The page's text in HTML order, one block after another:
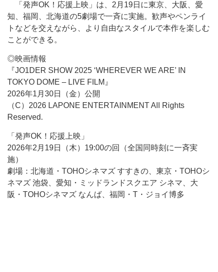
「発声OK！応援上映」は、2月19日に東京、大阪、愛
知、福岡、北海道の5劇場で一斉に実施。歓声やペンライ
トなどを交えながら、より自由なスタイルで本作を楽しむ
ことができる。
◎映画情報
『JO1DER SHOW 2025 ‘WHEREVER WE ARE’ IN
TOKYO DOME – LIVE FILM』
2026年1月30日（金）公開
（C）2026 LAPONE ENTERTAINMENT All Rights
Reserved.
「発声OK！応援上映」
2026年2月19日（木）19:00の回（全国同時刻に一斉実
施）
劇場：北海道・TOHOシネマズ すすきの、東京・TOHOシ
ネマズ 池袋、愛知・ミッドランドスクエア シネマ、大
阪・TOHOシネマズ なんば、福岡・T・ジョイ博多